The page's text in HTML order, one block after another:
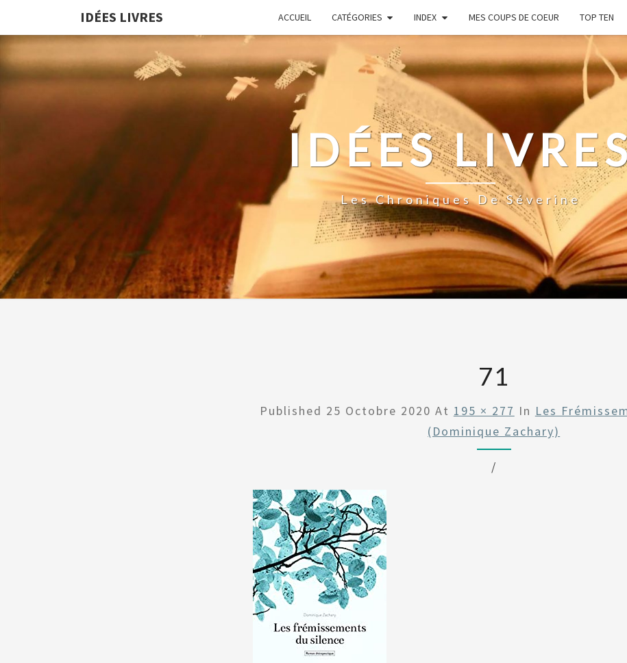
IDÉES LIVRES ACCUEIL CATÉGORIES INDEX MES COUPS DE COEUR TOP TEN
IDÉES
Les Chroniques De Séverine
71
Published 25 Octobre 2020 At 195 × 277 In Les
(Dominique Zachary)
/